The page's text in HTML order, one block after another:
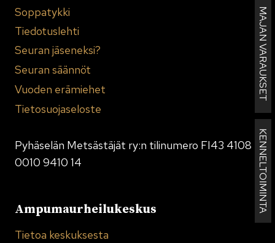
MAJAN VARAUKSET
KENNELTOIMINTA
Soppatykki
Tiedotuslehti
Seuran jäseneksi?
Seuran säännöt
Vuoden erämiehet
Tietosuojaseloste
Pyhäselän Metsästäjät ry:n tilinumero FI43 4108
0010 9410 14
Ampumaurheilukeskus
Tietoa keskuksesta